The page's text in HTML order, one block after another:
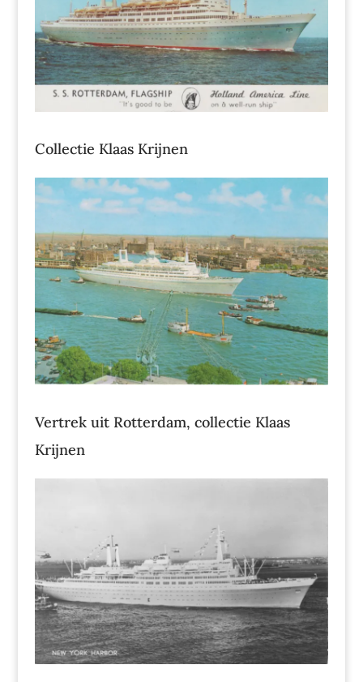
Collectie Klaas Krijnen
Vertrek uit Rotterdam, collectie Klaas
Krijnen